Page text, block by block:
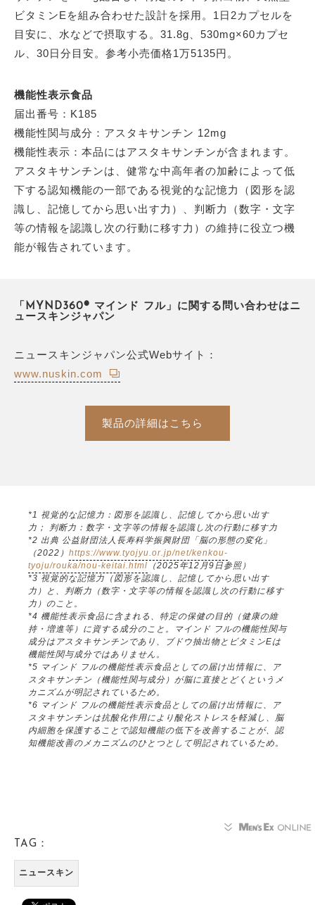
ビタミンEを組み合わせた設計を採用。1日2カプセルを
目安に、水などで摂取する。31.8g、530mg×60カプセ
ル、30日分目安。参考小売価格1万5135円。
機能性表示食品
届出番号：K185
機能性関与成分：アスタキサンチン 12mg
機能性表示：本品にはアスタキサンチンが含まれます。
アスタキサンチンは、健常な中高年者の加齢によって低
下する認知機能の一部である視覚的な記憶力（図形を認
識し、記憶してから思い出す力）、判断力（数字・文字
等の情報を認識し次の行動に移す力）の維持に役立つ機
能が報告されています。
「MYND360® マインド フル」に関する問い合わせはニ
ュースキンジャパン
ニュースキンジャパン公式Webサイト：
www.nuskin.com
製品の詳細はこちら
*1 視覚的な記憶力：図形を認識し、記憶してから思い出す
力； 判断力：数字・文字等の情報を認識し次の行動に移す力
*2 出典 公益財団法人長寿科学振興財団「脳の形態の変化」
（2022） https://www.tyojyu.or.jp/net/kenkou-
tyoju/rouka/nou-keitai.html （2025年12月9日参照）
*3 視覚的な記憶力（図形を認識し、記憶してから思い出す
力）と、判断力（数字・文字等の情報を認識し次の行動に移す
力）のこと。
*4 機能性表示食品に含まれる、特定の保健の目的（健康の維
持・増進等）に資する成分のこと。マインド フルの機能性関与
成分はアスタキサンチンであり、ブドウ抽出物とビタミンEは
機能性関与成分ではありません。
*5 マインド フルの機能性表示食品としての届け出情報に、ア
スタキサンチン（機能性関与成分）が脳に直接とどくというメ
カニズムが明記されているため。
*6 マインド フルの機能性表示食品としての届け出情報に、ア
スタキサンチンは抗酸化作用により酸化ストレスを軽減し、脳
内細胞を保護することで認知機能の低下を改善することが、認
知機能改善のメカニズムのひとつとして明記されているため。
TAG：
ニュースキン